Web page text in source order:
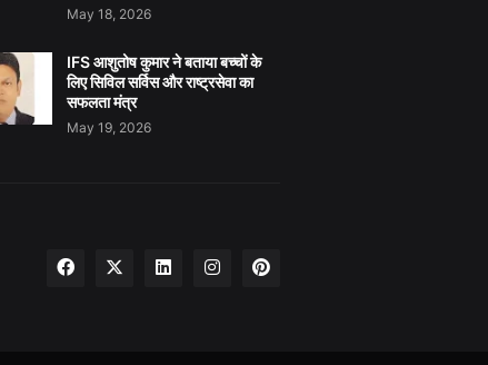
May 18, 2026
IFS आशुतोष कुमार ने बताया बच्चों के
लिए सिविल सर्विस और राष्ट्रसेवा का
सफलता मंत्र
May 19, 2026